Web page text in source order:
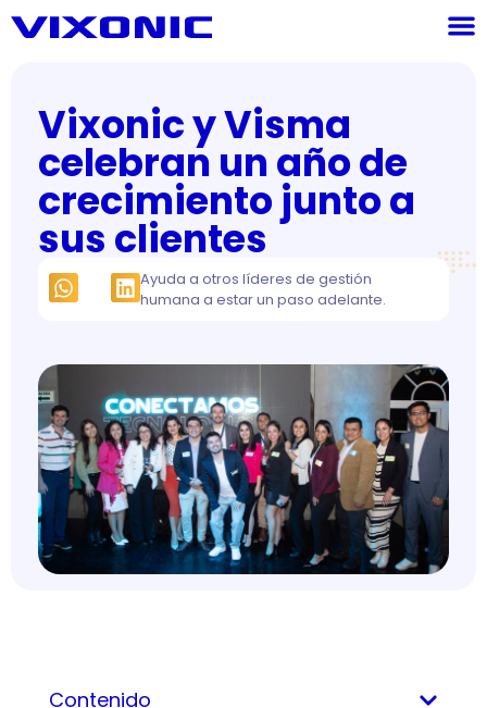
Vixonic y Visma
celebran un año de
crecimiento junto a
sus clientes
Ayuda a otros líderes de gestión
humana a estar un paso adelante.
Contenido